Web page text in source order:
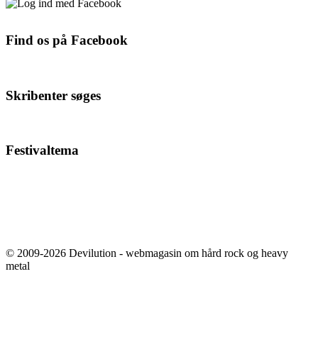
Find os på Facebook
Skribenter søges
Festivaltema
© 2009-2026 Devilution - webmagasin om hård rock og heavy
metal